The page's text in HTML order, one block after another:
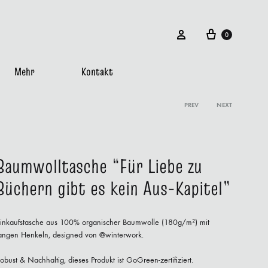
Sign in Cart
0
Mehr
Impressum
AGBs
Kontakt
Product
PREV NEXT
“Für Liebe zu
gibt es kein Aus-Kapitel”
aus 100% organischer Baumwolle (180g/m²) mit
Henkeln, designed von @winterwork.
& Nachhaltig,dieses Produkt ist GoGreen-zertifiziert.